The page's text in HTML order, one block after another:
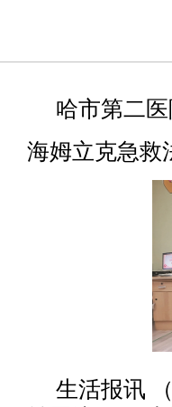
哈市第二
海姆立克急救
生活报讯